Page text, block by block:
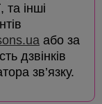
та інші
або за
дзвінків
зв’язку.